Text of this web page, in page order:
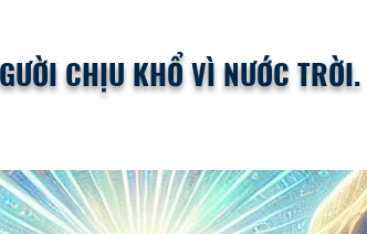
CHỊU KHỔ VÌ NƯỚC TRỜI.